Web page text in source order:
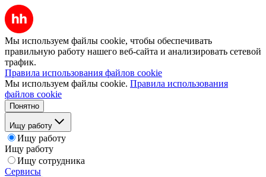
Мы используем файлы cookie, чтобы обеспечивать
правильную работу нашего веб-сайта и анализировать сетевой
трафик.
Правила использования файлов cookie
Мы используем файлы cookie. Правила использования
файлов cookie
Понятно
Ищу работу
Ищу работу
Ищу работу
Ищу сотрудника
Сервисы